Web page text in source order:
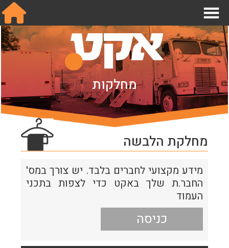
אודות
מחלקות
תנאי עבודה בהפקות
מידע לחבר.ה
הצטרפו אלינו
צור קשר
מחלקות
מחלקת הלבשה
מידע מקצועי לחברים בלבד. יש צורך במס'
החבר.ת שלך באקט כדי לצפות בתכני
העמוד
כניסה